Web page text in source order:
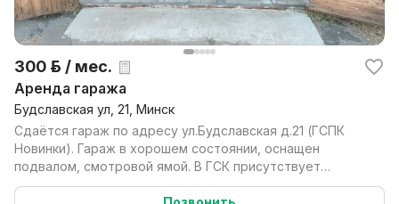
300 р. / мес.
Аренда гаража
Будславская ул, 21, Минск
Сдаётся гараж по адресу ул.Будславская д.21 (ГСПК
Новинки). Гараж в хорошем состоянии, оснащен
подвалом, смотровой ямой. В ГСК присутствует
круглосуто...